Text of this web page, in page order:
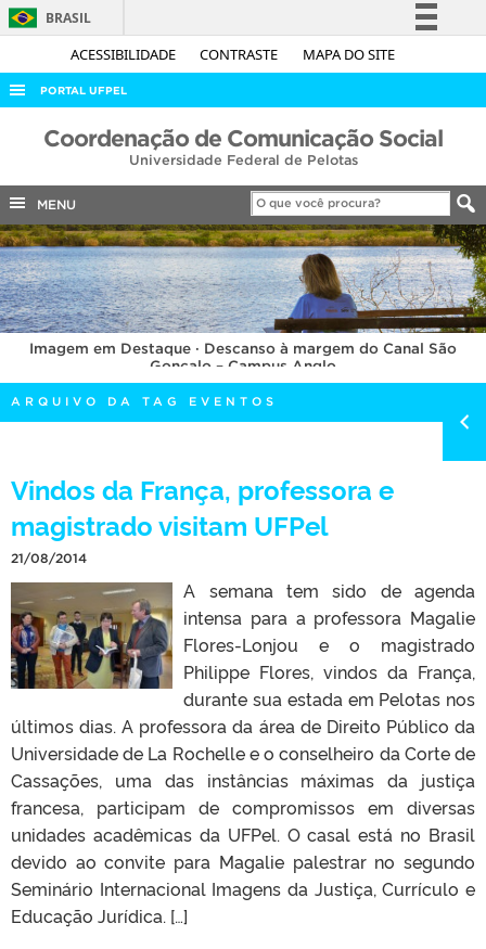
ACESSIBILIDADE CONTRASTE MAPA DO SITE
BRASIL
Simplifique!
Acesso à informação
Legislação
Canais
PORTAL UFPEL
ACESSO À INFORMAÇÃO
COBALTO
CONCURSOS
EDITAIS
INTERNACIONAL
OUVIDORIA
PORTARIAS
TELEFONES
Coordenação de Comunicação Social
Universidade Federal de Pelotas
MENU
Imagem em Destaque · Descanso à margem do Canal São
Gonçalo – Campus Anglo
ARQUIVO DA TAG EVENTOS
Vindos da França, professora e
magistrado visitam UFPel
21/08/2014
A semana tem sido de agenda
intensa para a professora Magalie
Flores-Lonjou e o magistrado
Philippe Flores, vindos da França,
durante sua estada em Pelotas nos
últimos dias. A professora da área de Direito Público da
Universidade de La Rochelle e o conselheiro da Corte de
Cassações, uma das instâncias máximas da justiça
francesa, participam de compromissos em diversas
unidades acadêmicas da UFPel. O casal está no Brasil
devido ao convite para Magalie palestrar no segundo
Seminário Internacional Imagens da Justiça, Currículo e
Educação Jurídica. […]